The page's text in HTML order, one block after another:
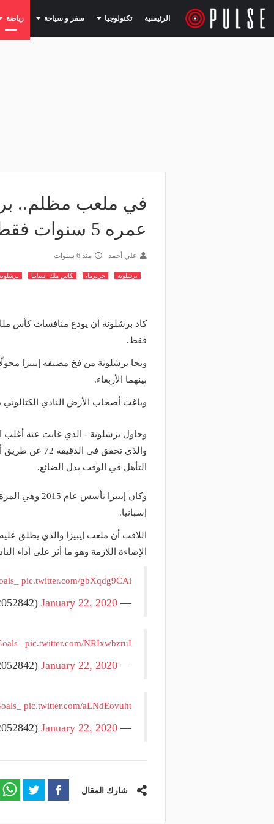
الرئيسية تكنولوجيا (current) سفر و سياحة (current) رياضة
في ملعب مظلم..
عمره 5 سنوات فقط - فيديو
علي أحمد منذ 6 سنوات
برشلونة جريزمان كاس ملك اسبانيا
فقط.
ونجا برشلونة من فخ مضيفه إيبيزا
بينهما الأربعاء.
وباغت أصحاب الأرض النادي
وحاول برشلونة - الذي غابت عنه أغلب
والذي تحقق
التأهل في الوقت بدل الضائع.
وكان إيبيزا
إسبانيا.
اللافت أن ملعب إيبيزا والذي يطلق
الإضاءة اللازمة وهو ما أثر على أداء
pic.twitter.com/gbXqdg9CAi
— via : @gifGoals_ (@viaVide22052842)
January 22, 2020
pic.twitter.com/NRIxwbzruI
— via : @gifGoals_ (@viaVide22052842)
January 22, 2020
pic.twitter.com/aLNdEovuht
— via : @gifGoals_ (@viaVide22052842)
January 22, 2020
شارك المقال